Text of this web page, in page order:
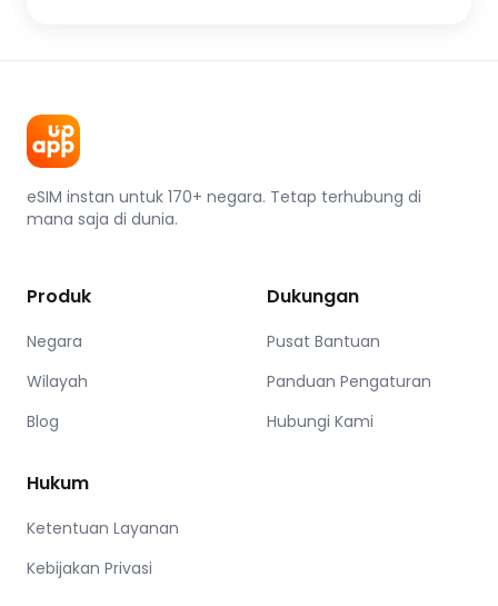
eSIM instan untuk 170+ negara. Tetap terhubung di
mana saja di dunia.
Produk
Negara
Wilayah
Blog
Dukungan
Pusat Bantuan
Panduan Pengaturan
Hubungi Kami
Hukum
Ketentuan Layanan
Kebijakan Privasi